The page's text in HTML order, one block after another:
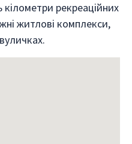
рекреаційних
житлові комплекси,